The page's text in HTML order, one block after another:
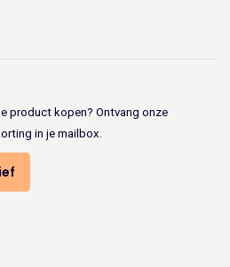
product kopen? Ontvang onze
in je mailbox.